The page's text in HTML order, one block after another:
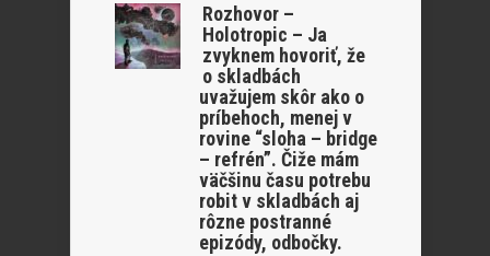
Rozhovor –
Holotropic – Ja
zvyknem hovoriť, že
o skladbách
uvažujem skôr ako o
príbehoch, menej v
rovine “sloha – bridge
– refrén”. Čiže mám
väčšinu času potrebu
robit v skladbách aj
rôzne postranné
epizódy, odbočky.